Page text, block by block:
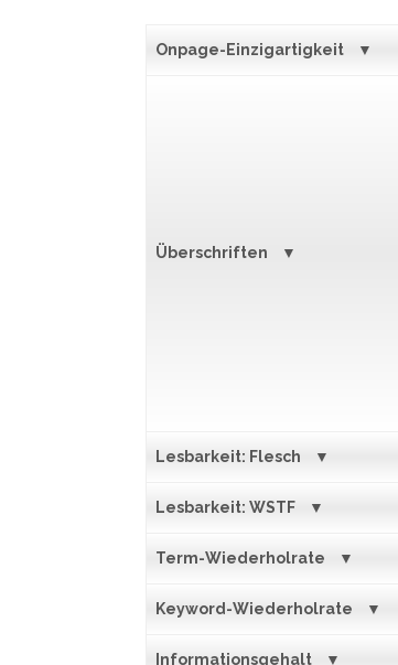
Onpage-Einzigartigkeit
Überschriften
Lesbarkeit: Flesch
Lesbarkeit: WSTF
Term-Wiederholrate
Keyword-Wiederholrate
Informationsgehalt